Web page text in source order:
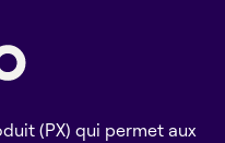
(PX) qui permet aux